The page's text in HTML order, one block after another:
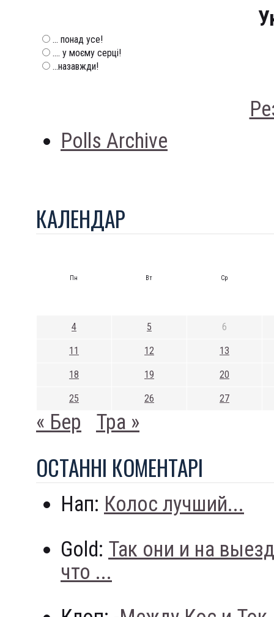
... понад усе!
.... у моєму серці!
...назавжди!
Polls Archive
КАЛЕНДАР
Пн Вт Ср
4 5 6
11 12 13
18 19 20
25 26 27
« Бер Тра »
ОСТАННI КОМЕНТАРI
Нап: Колос лучший...
Gold: Так они и на
что ...